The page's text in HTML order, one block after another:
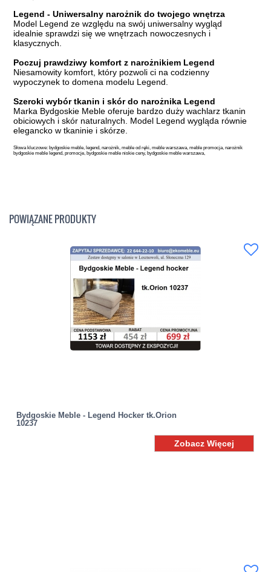
Legend - Uniwersalny narożnik do twojego wnętrza
Model Legend ze względu na swój uniwersalny wygląd
idealnie sprawdzi się we wnętrzach nowoczesnych i
klasycznych.
Poczuj prawdziwy komfort z narożnikiem Legend
Niesamowity komfort, który pozwoli ci na codzienny
wypoczynek to domena modelu Legend.
Szeroki wybór tkanin i skór do narożnika Legend
Marka Bydgoskie Meble oferuje bardzo duży wachlarz tkanin
obiciowych i skór naturalnych. Model Legend wygląda równie
elegancko w tkaninie i skórze.
Słowa kluczowe: bydgoskie meble, legend, narożnik, meble od ręki, meble warszawa, meble promocja, narożnik
bydgoskie meble legend, promocje, bydgoskie meble niskie ceny, bydgoskie meble warszawa,
POWIĄZANE PRODUKTY
Bydgoskie Meble - Legend Hocker tk.Orion
10237
Zobacz Więcej